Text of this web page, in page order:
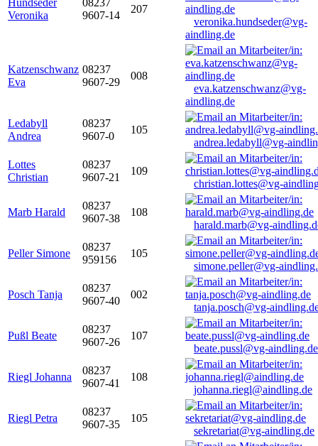
Hundseder
Veronika
08237
9607-14
207
veronika.hundseder@vg-
aindling.de
Katzenschwanz
Eva
08237
9607-29
008
eva.katzenschwanz@vg-
aindling.de
Ledabyll
Andrea
08237
9607-0
105
andrea.ledabyll@vg-
Lottes
Christian
08237
9607-21
109
christian.lottes@vg-
Marb Harald
08237
9607-38
108
harald.marb@vg-
Peller Simone
08237
959156
105
simone.peller@vg-
Posch Tanja
08237
9607-40
002
tanja.posch@vg-
Pußl Beate
08237
9607-26
107
beate.pussl@vg-aindling.de
Riegl Johanna
08237
9607-41
108
johanna.riegl@aindling.de
Riegl Petra
08237
9607-35
105
sekretariat@vg-aindling.de